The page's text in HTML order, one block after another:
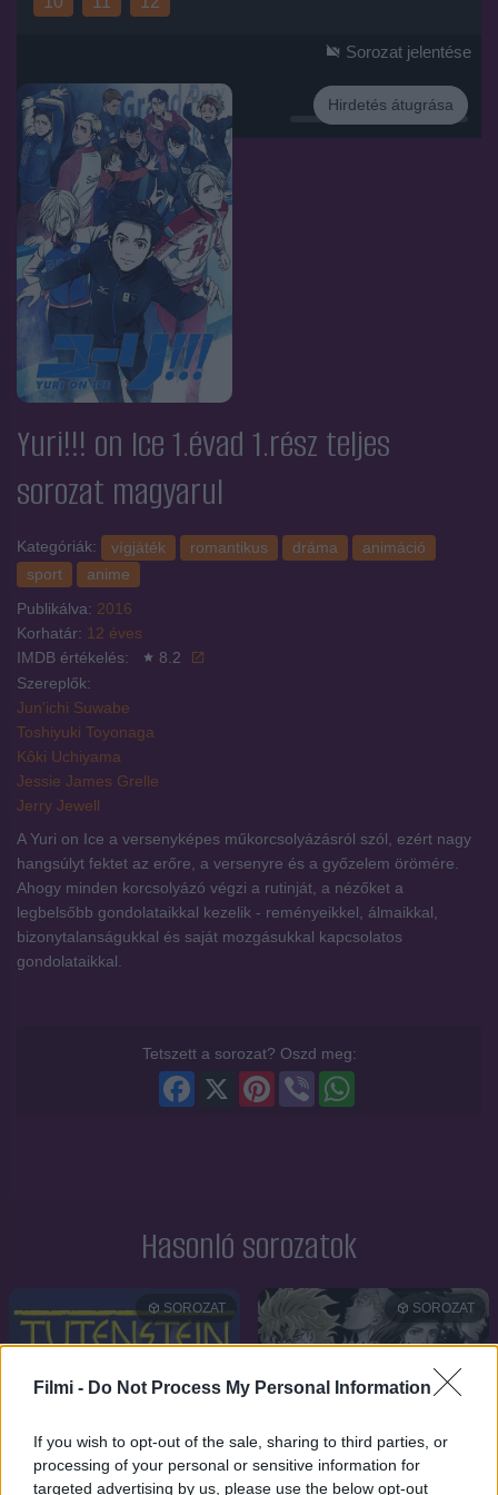
Filmi - Do Not Process My Personal Information
If you wish to opt-out of the sale, sharing to third parties, or
processing of your personal or sensitive information for
targeted advertising by us, please use the below opt-out
Hirdetés
Hirdetés átugrása
Sorozat jelentése
Yuri!!! on Ice 1.évad 1.rész teljes
sorozat magyarul
Kategóriák: vígjáték romantikus dráma
animáció
sport
anime
Publikálva: 2016
Korhatár: 12 éves
IMDB értékelés:
8.2
Szereplők:
Jun'ichi Suwabe
Toshiyuki Toyonaga
Kôki Uchiyama
Jessie James Grelle
Jerry Jewell
A Yuri on Ice a versenyképes műkorcsolyázásról szól, ezért nagy
hangsúlyt fektet az erőre, a versenyre és a győzelem örömére.
Ahogy minden korcsolyázó végzi a rutinját, a nézőket a
legbelsőbb gondolataikkal kezelik - reményeikkel, álmaikkal,
bizonytalanságukkal és saját mozgásukkal kapcsolatos
gondolataikkal.
Tetszett a sorozat? Oszd meg:
Viber
Pinterest
Facebook
Hasonló sorozatok
SOROZAT SOROZAT